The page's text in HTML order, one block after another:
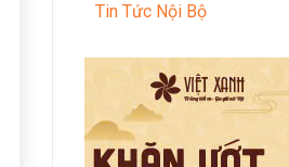
Tin Tức Nội Bộ